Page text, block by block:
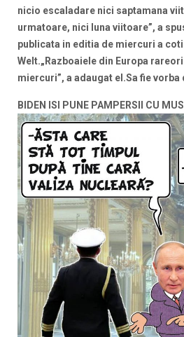
nicio escaladare nici saptamana
urmatoare, nici luna viitoare”, a
publicata in editia de miercuri a
Welt.„Razboaiele din Europa
miercuri”, a adaugat el.Sa fie
BIDEN ISI PUNE PAMPERSII CU